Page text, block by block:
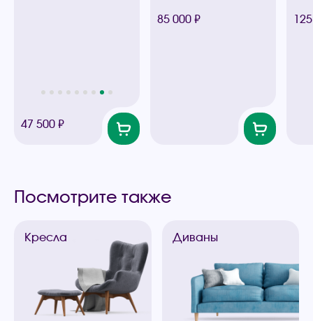
47 500 ₽
85 000 ₽
Посмотрите также
Кресла Диваны